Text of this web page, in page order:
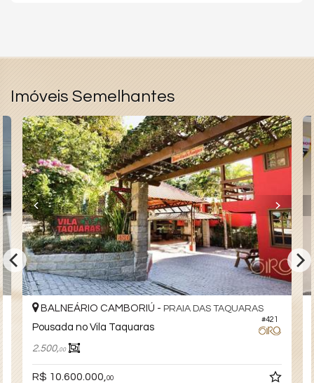
Imóveis Semelhantes
#421
BALNEÁRIO CAMBORIÚ - PRAIA DAS TAQUARAS
Pousada no Vila Taquaras
2.500,00
R$ 10.600.000,00